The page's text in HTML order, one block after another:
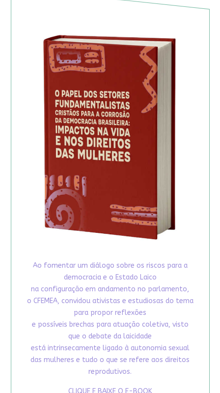
Ao fomentar um diálogo sobre os riscos para a
democracia e o Estado Laico
na configuração em andamento no parlamento,
o CFEMEA, convidou ativistas e estudiosas do tema
para propor reflexões
e possíveis brechas para atuação coletiva, visto
que o debate da laicidade
está intrinsecamente ligado à autonomia sexual
das mulheres e tudo o que se refere aos direitos
reprodutivos.
CLIQUE E BAIXE O E-BOOK